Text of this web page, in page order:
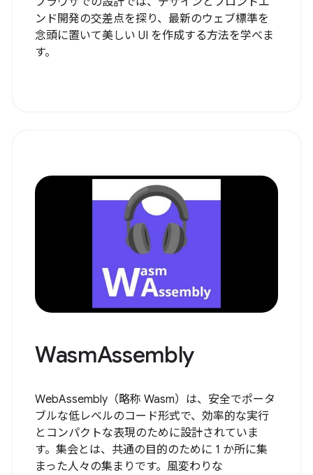
ンド開発の交差点を探り、最新のウェブ標準を
念頭に置いて美しい UI を作成する方法を学べま
す。
WasmAssembly
WebAssembly（略称 Wasm）は、安全でポータ
ブルな低レベルのコード形式で、効率的な実行
とコンパクトな表現のために設計されていま
す。集会とは、共通の目的のために 1 か所に集
まった人々の集まりです。風変わりな